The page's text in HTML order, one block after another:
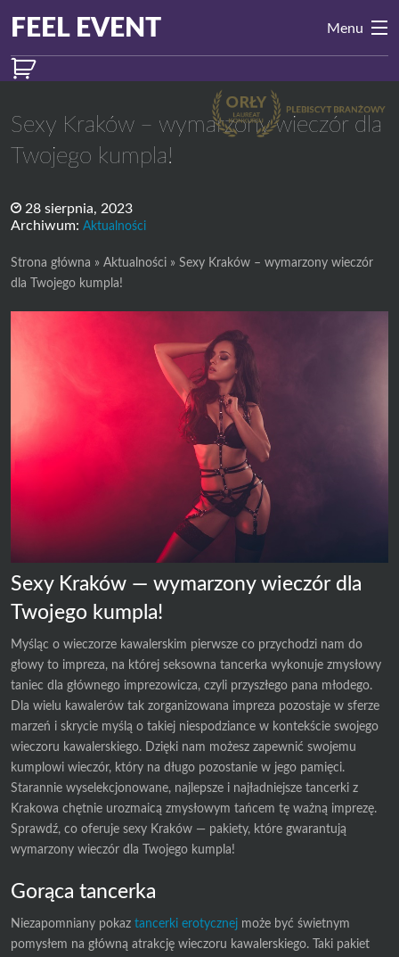
Main
Navigation
FEEL EVENT Menu
Sexy Kraków – wymarzony wieczór dla
Twojego kumpla!
28 sierpnia, 2023
Archiwum: Aktualności
Strona główna » Aktualności » Sexy Kraków – wymarzony wieczór
dla Twojego kumpla!
Sexy Kraków — wymarzony wieczór dla
Twojego kumpla!
Myśląc o wieczorze kawalerskim pierwsze co przychodzi nam do
głowy to impreza, na której seksowna tancerka wykonuje zmysłowy
taniec dla głównego imprezowicza, czyli przyszłego pana młodego.
Dla wielu kawalerów tak zorganizowana impreza pozostaje w sferze
marzeń i skrycie myślą o takiej niespodziance w kontekście swojego
wieczoru kawalerskiego. Dzięki nam możesz zapewnić swojemu
kumplowi wieczór, który na długo pozostanie w jego pamięci.
Starannie wyselekcjonowane, najlepsze i najładniejsze tancerki z
Krakowa chętnie urozmaicą zmysłowym tańcem tę ważną imprezę.
Sprawdź, co oferuje sexy Kraków — pakiety, które gwarantują
wymarzony wieczór dla Twojego kumpla!
Gorąca tancerka
Niezapomniany pokaz tancerki erotycznej może być świetnym
pomysłem na główną atrakcję wieczoru kawalerskiego. Taki pakiet